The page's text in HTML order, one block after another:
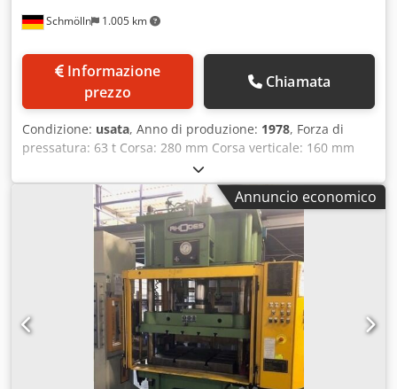
Schmölln 1.005 km
prezzo
Chiamata
Condizione: usata, Anno di produzione: 1978, Forza di
pressatura: 63 t Corsa: 280 mm Corsa verticale: 160 mm
Superficie del piano di lavoro: 560 x 500 mm Superficie del
pistone: 280 x 280 mm Altezza di installazione: 400 mm
Djdehbalnopfx Ai Eeck Capacità olio: circa 360 l Potenza
totale assorbita: 22 kW Peso della macchina: circa 4 t
Ingombro: circa 1,45 x 1,75 x 2,67 m - Inserimento di
protezione per l'area di lavoro con barriera fotoelettrica
Sick - Pistone di grandi dimensioni con sistema di
espulsione e dispositivo di bloccaggio a perno -
Interruttore a pedale - Finecorsa di profondità motorizzato
all'interno del cilindro
Annuncio economico